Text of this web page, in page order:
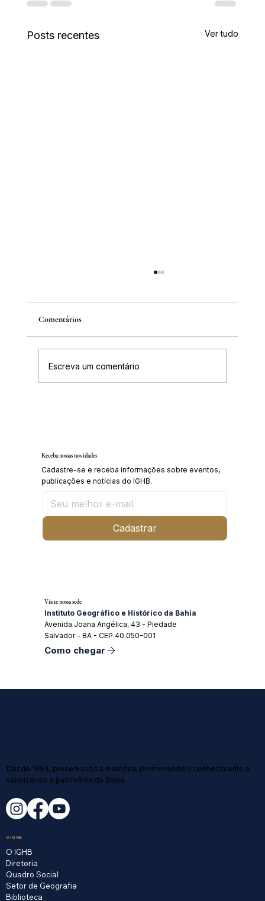
Posts recentes Ver tudo
Comentários
Escreva um comentário
Receba nossas novidades
Cadastre-se e receba informações sobre eventos,
publicações e notícias do IGHB.
Cadastrar
Visite nossa sede
Instituto Geográfico e Histórico da Bahia
Avenida Joana Angélica, 43 - Piedade
Salvador - BA - CEP 40.050-001
Como chegar
Desde 1894, preservando a memória, promovendo o conhecimento e
valorizando o patrimônio da Bahia.
O IGHB
O IGHB
Diretoria
Quadro Social
Setor de Geografia
Biblioteca